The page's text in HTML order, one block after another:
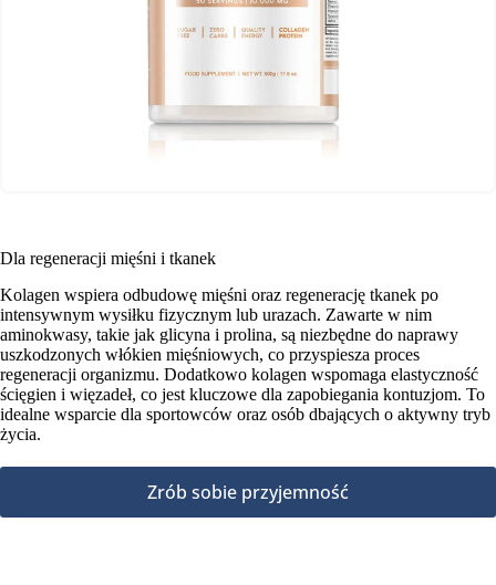
Dla regeneracji mięśni i tkanek
Kolagen wspiera odbudowę mięśni oraz regenerację tkanek po
intensywnym wysiłku fizycznym lub urazach. Zawarte w nim
aminokwasy, takie jak glicyna i prolina, są niezbędne do naprawy
uszkodzonych włókien mięśniowych, co przyspiesza proces
regeneracji organizmu. Dodatkowo kolagen wspomaga elastyczność
ścięgien i więzadeł, co jest kluczowe dla zapobiegania kontuzjom. To
idealne wsparcie dla sportowców oraz osób dbających o aktywny tryb
życia.
Zrób sobie przyjemność